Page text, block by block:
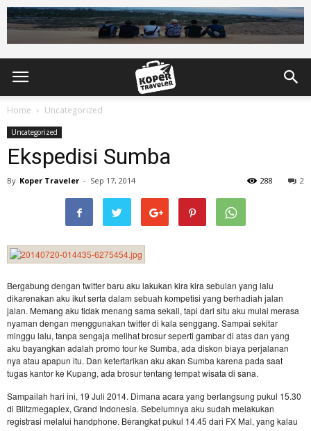
Home Uncategorized
Uncategorized
Ekspedisi Sumba
By Koper Traveler - Sep 17, 2014 2
288
Bergabung dengan twitter baru aku lakukan kira kira sebulan yang lalu
dikarenakan aku ikut serta dalam sebuah kompetisi yang berhadiah jalan
jalan. Memang aku tidak menang sama sekali, tapi dari situ aku mulai merasa
nyaman dengan menggunakan twitter di kala senggang. Sampai sekitar
minggu lalu, tanpa sengaja melihat brosur seperti gambar di atas dan yang
aku bayangkan adalah promo tour ke Sumba, ada diskon biaya perjalanan
nya atau apapun itu. Dan ketertarikan aku akan Sumba karena pada saat
tugas kantor ke Kupang, ada brosur tentang tempat wisata di sana.
Sampailah hari ini, 19 Juli 2014. Dimana acara yang berlangsung pukul 15.30
di Blitzmegaplex, Grand Indonesia. Sebelumnya aku sudah melakukan
registrasi melalui handphone. Berangkat pukul 14.45 dari FX Mal, yang kalau